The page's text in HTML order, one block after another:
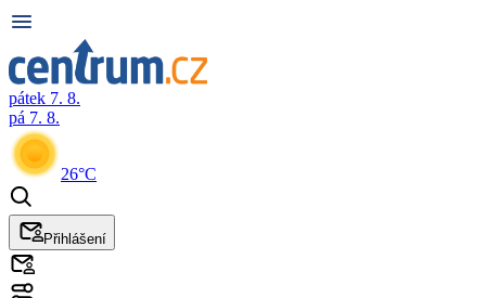
pátek 7. 8.
pá 7. 8.
26°C
Přihlášení